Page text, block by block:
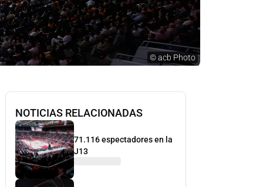
©acb Photo
NOTICIAS RELACIONADAS
71.116 espectadores en la
J13